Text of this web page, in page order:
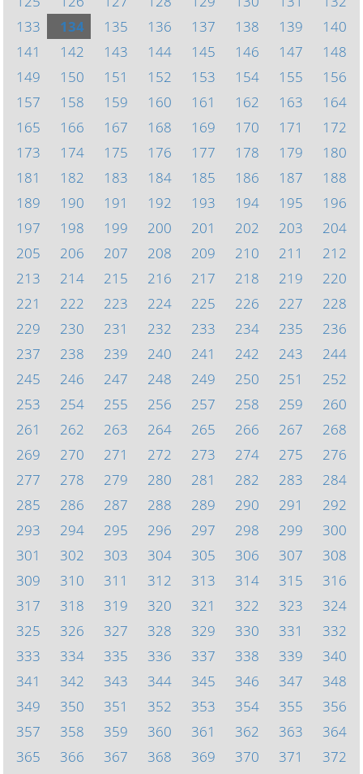
133
134 135 136 137 138 139
140
141
142 143 144 145 146 147
148
149
150 151 152 153 154 155
156
157
158 159 160 161 162 163
164
165
166 167 168 169 170 171
172
173
174 175 176 177 178 179
180
181
182 183 184 185 186 187
188
189
190 191 192 193 194 195
196
197
198 199 200 201 202 203
204
205
206 207 208 209 210 211
212
213
214 215 216 217 218 219
220
221
222 223 224 225 226 227
228
229
230 231 232 233 234 235
236
237
238 239 240 241 242 243
244
245
246 247 248 249 250 251
252
253
254 255 256 257 258 259
260
261
262 263 264 265 266 267
268
269
270 271 272 273 274 275
276
277
278 279 280 281 282 283
284
285
286 287 288 289 290 291
292
293
294 295 296 297 298 299
300
301
302 303 304 305 306 307
308
309
310 311 312 313 314 315
316
317
318 319 320 321 322 323
324
325
326 327 328 329 330 331
332
333
334 335 336 337 338 339
340
341
342 343 344 345 346 347
348
349
350 351 352 353 354 355
356
357
358 359 360 361 362 363
364
365
366 367 368 369 370 371
372